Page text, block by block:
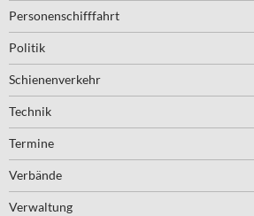
Personenschifffahrt
Politik
Schienenverkehr
Technik
Termine
Verbände
Verwaltung